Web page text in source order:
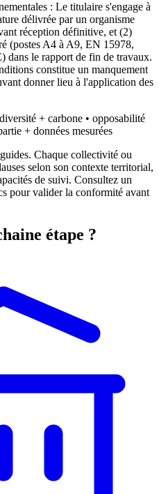
: Le titulaire s'engage à
délivrée par un organisme
réception définitive, et (2)
(postes A4 à A9, EN 15978,
dans le rapport de fin de travaux.
constitue un manquement
donner lieu à l'application des
+ carbone • opposabilité
+ données mesurées
Chaque collectivité ou
selon son contexte territorial,
de suivi. Consultez un
pour valider la conformité avant
étape ?